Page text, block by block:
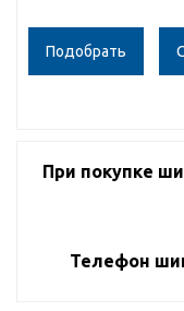
При покупке
Телефон